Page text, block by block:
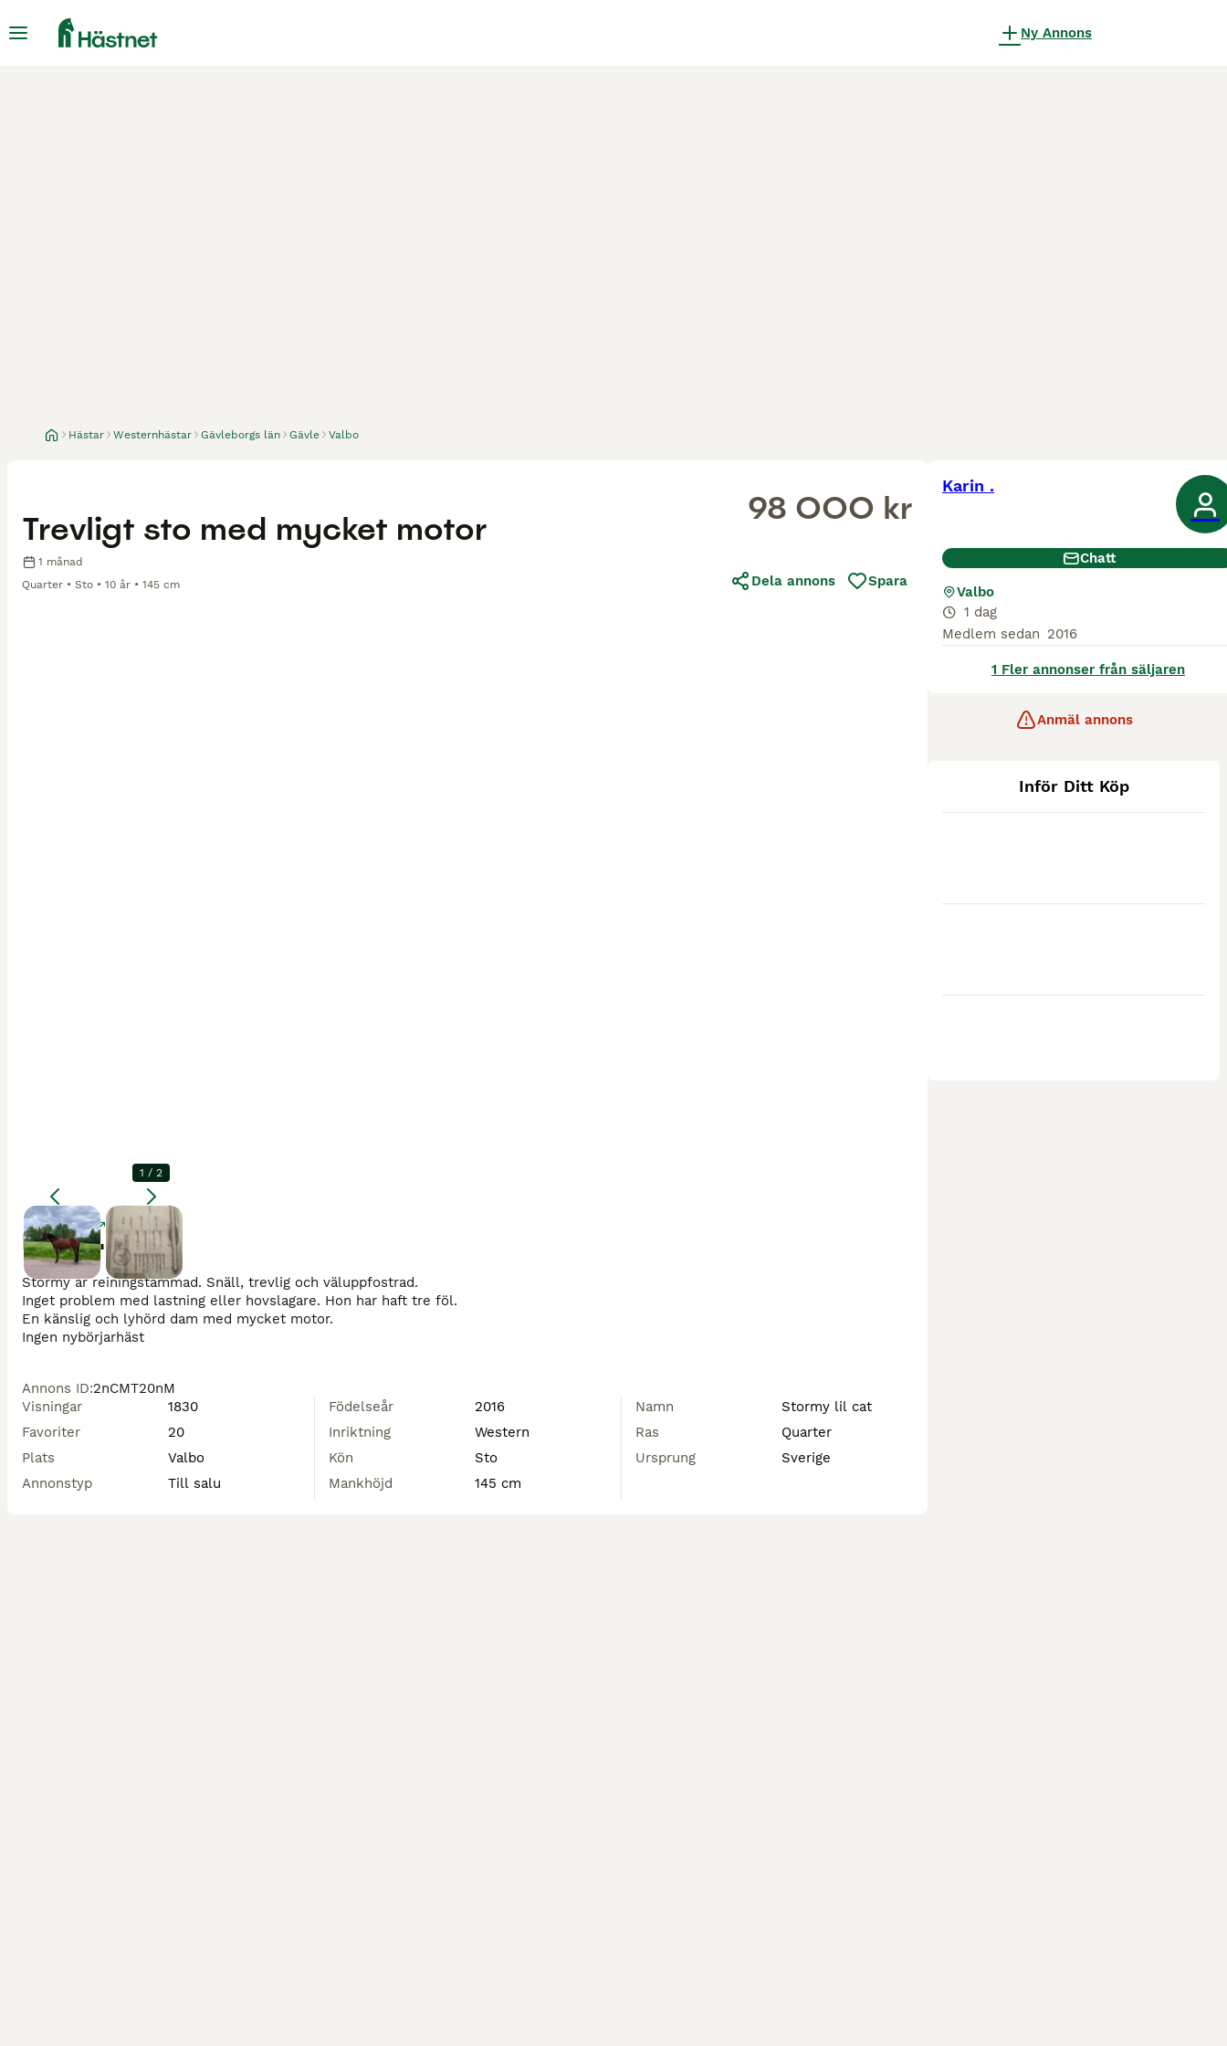
Ny Annons
Hästar Westernhästar Gävleborgs län Gävle Valbo
Förstora
1 / 2
Trevligt sto med mycket motor
1 månad
Quarter
Sto 10 år 145 cm
98 000 kr
Dela annons Spara
Beskrivning
Stormy är reiningstammad. Snäll, trevlig och väluppfostrad.
Inget problem med lastning eller hovslagare. Hon har haft tre föl.
En känslig och lyhörd dam med mycket motor.
Ingen nybörjarhäst
Annons ID:2nCMT20nM
Visningar
1830
Favoriter
20
Plats
Valbo
Annonstyp
Till salu
Födelseår
2016
Inriktning
Western
Kön
Sto
Mankhöjd
145 cm
Namn
Stormy lil cat
Ras
Quarter
Ursprung
Sverige
Karin .
Chatt
Valbo
1 dag
Medlem sedan 2016
1 Fler annonser från säljaren
Anmäl annons
Inför Ditt Köp